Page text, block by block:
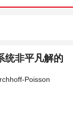
非平凡解的
Poisson